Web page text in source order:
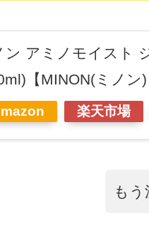
ン アミノモイスト
【MINON(ミノン)
楽天市場
も